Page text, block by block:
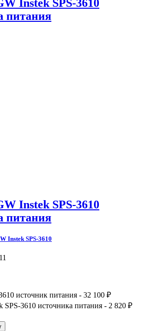
Instek SPS-3610
питания
Instek SPS-3610
питания
Instek SPS-3610
источник питания - 32 100 ₽
SPS-3610 источника питания - 2 820 ₽